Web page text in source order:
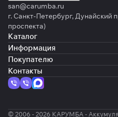
san@carumba.ru
г. Санкт-Петербург, Дунайский
проспекта)
Каталог
Информация
Покупателю
Контакты
© 2006 - 2026 КАРУМБА -